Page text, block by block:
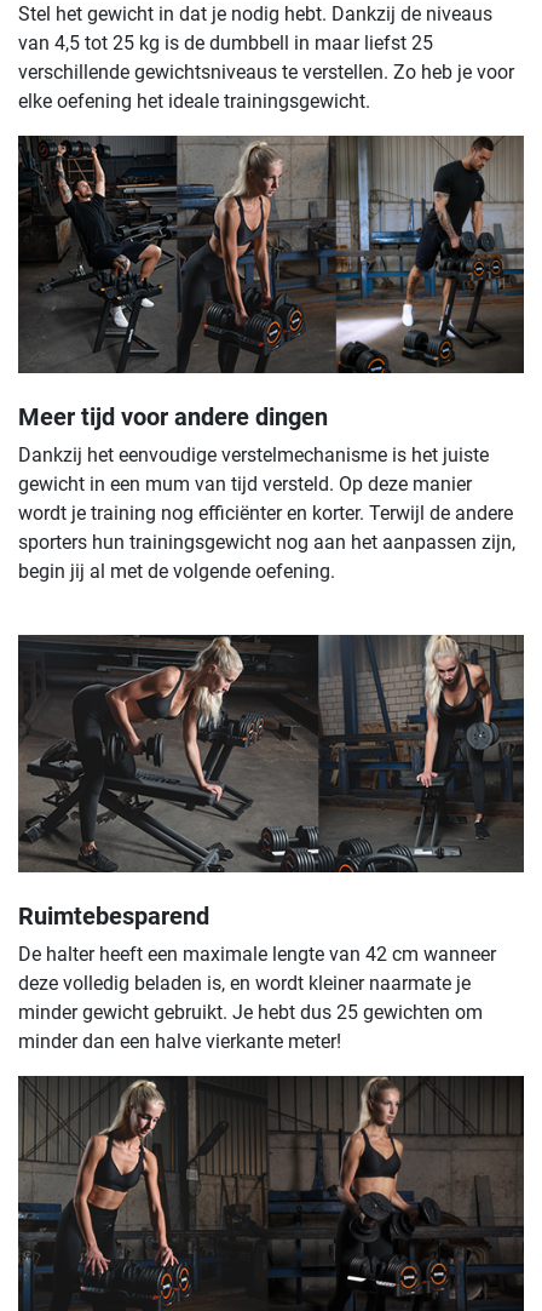
Stel het gewicht in dat je nodig hebt. Dankzij de niveaus
van 4,5 tot 25 kg is de dumbbell in maar liefst 25
verschillende gewichtsniveaus te verstellen. Zo heb je voor
elke oefening het ideale trainingsgewicht.
Meer tijd voor andere dingen
Dankzij het eenvoudige verstelmechanisme is het juiste
gewicht in een mum van tijd versteld. Op deze manier
wordt je training nog efficiënter en korter. Terwijl de andere
sporters hun trainingsgewicht nog aan het aanpassen zijn,
begin jij al met de volgende oefening.
Ruimtebesparend
De halter heeft een maximale lengte van 42 cm wanneer
deze volledig beladen is, en wordt kleiner naarmate je
minder gewicht gebruikt. Je hebt dus 25 gewichten om
minder dan een halve vierkante meter!